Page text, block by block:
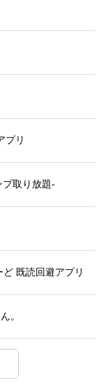
プリ
プ取り放題-
既読回避アプリ
。